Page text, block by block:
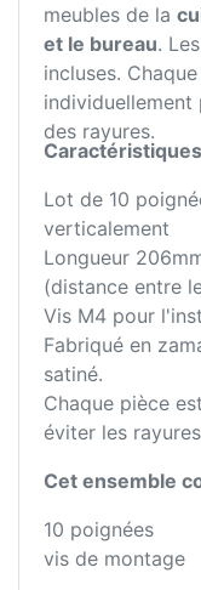
meubles de la
et le bureau.
incluses.
des rayures.
Lot de 10
verticalement
Longueur
(distance entre
Vis M4 pour
Fabriqué en
satiné.
Chaque pièce
éviter les
Cet ensemble
10 poignées
vis de montage